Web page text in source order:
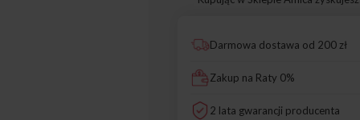
Darmowa dostawa od 200 zł
Zakup na Raty 0%
2 lata gwarancji producenta